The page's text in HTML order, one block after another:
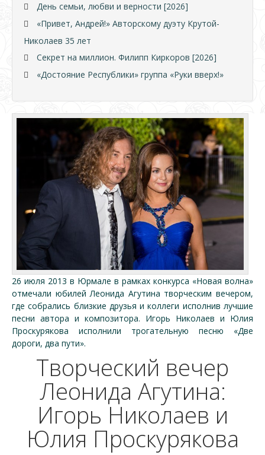
День семьи, любви и верности [2026]
«Привет, Андрей!» Авторскому дуэту Крутой-
Николаев 35 лет
Секрет на миллион. Филипп Киркоров [2026]
«Достояние Республики» группа «Руки вверх!»
26 июля 2013 в Юрмале в рамках конкурса «Новая волна»
отмечали юбилей Леонида Агутина творческим вечером,
где собрались близкие друзья и коллеги исполнив лучшие
песни автора и композитора. Игорь Николаев и Юлия
Проскурякова исполнили трогательную песню «Две
дороги, два пути».
Творческий вечер
Леонида Агутина:
Игорь Николаев и
Юлия Проскурякова